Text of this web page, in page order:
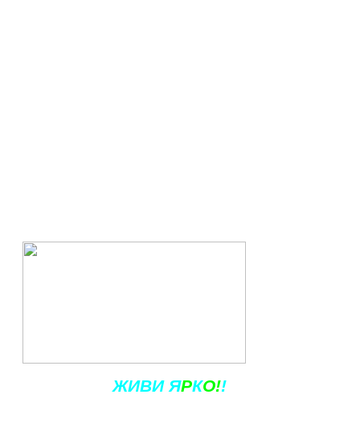
ЖИВИ ЯРКО!!